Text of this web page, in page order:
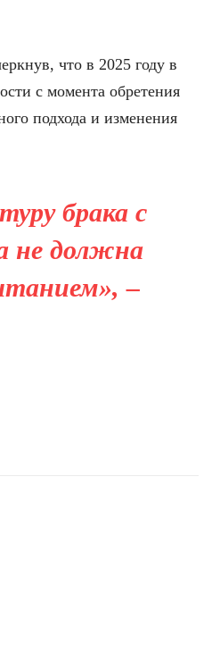
что в 2025 году в
с момента обретения
подхода и изменения
брака с
не должна
–